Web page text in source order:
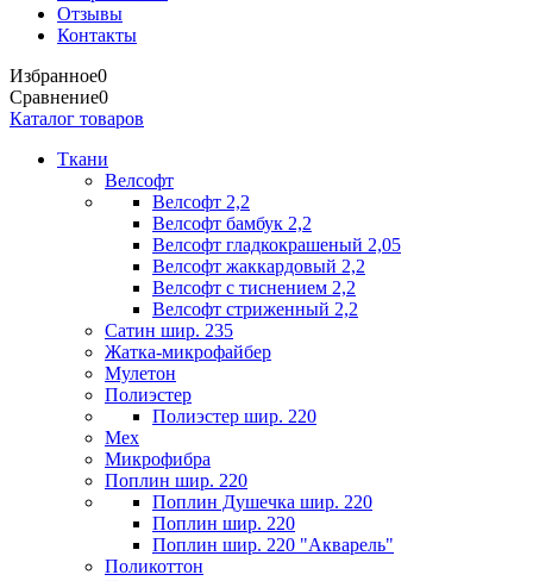
Отзывы
Контакты
Избранное0
Сравнение0
Каталог товаров
Ткани
Велсофт
Велсофт 2,2
Велсофт бамбук 2,2
Велсофт гладкокрашеный 2,05
Велсофт жаккардовый 2,2
Велсофт с тиснением 2,2
Велсофт стриженный 2,2
Сатин шир. 235
Жатка-микрофайбер
Мулетон
Полиэстер
Полиэстер шир. 220
Мех
Микрофибра
Поплин шир. 220
Поплин Душечка шир. 220
Поплин шир. 220
Поплин шир. 220 "Акварель"
Поликоттон